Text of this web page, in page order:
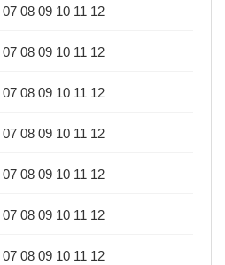
07 08 09 10 11 12
07 08 09 10 11 12
07 08 09 10 11 12
07 08 09 10 11 12
07 08 09 10 11 12
07 08 09 10 11 12
07 08 09 10 11 12